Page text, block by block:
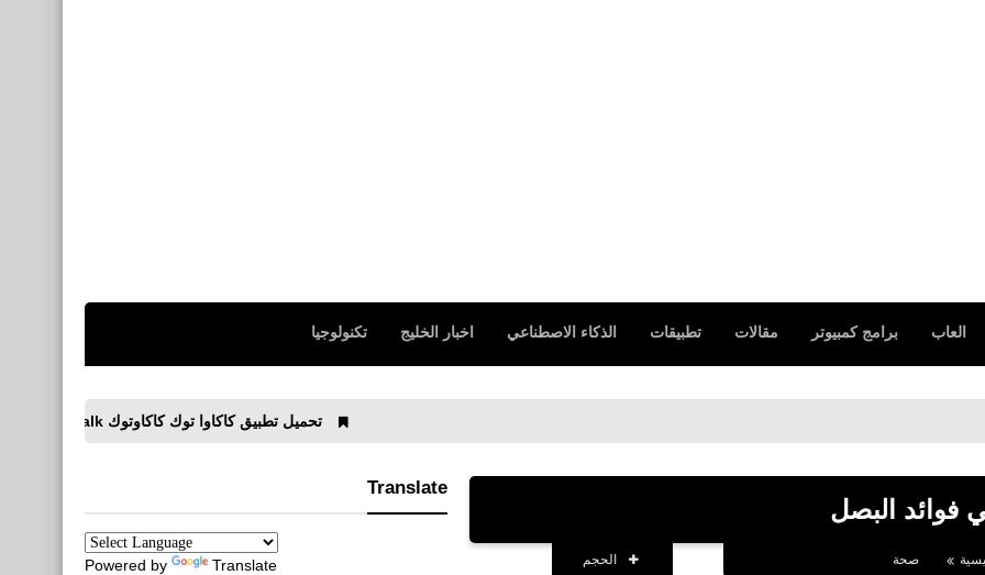
العاب برامج كمبيوتر مقالات تطبيقات الذكاء الاصطناعي اخبار الخليج تكنولوجيا
تحميل تطبيق كاكاوا توك كاكاوتوك KakaoTalk للأيفون والأندرويد APK
فوائد البصل
صحة الحجم
Translate
Powered by Translate